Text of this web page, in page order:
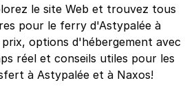
le site Web et trouvez tous
pour le ferry d'Astypalée à
options d'hébergement avec
réel et conseils utiles pour les
à Astypalée et à Naxos!